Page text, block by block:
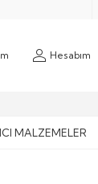
Hesabım
MALZEMELER